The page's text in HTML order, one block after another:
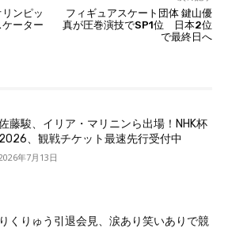
ンピッ
ーター
フィギュアスケート団体 鍵山優
真が圧巻演技でSP1位 日本2位
で最終日へ
藤駿、イリア・マリニンら出場！NHK杯
2026、観戦チケット最速先行受付中
年7月13日
りくりゅう引退会見、涙あり笑いありで競